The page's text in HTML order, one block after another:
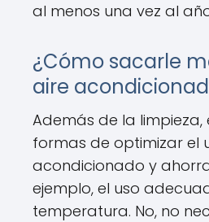
al menos una vez al
¿Cómo sacarle
aire
Además de la limpieza,
formas de optimizar el
acondicionado y
ejemplo, el uso
temperatura. No, no